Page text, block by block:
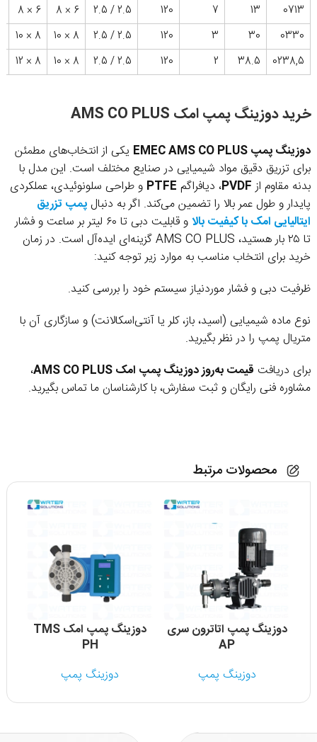
0713
13
7
120
2.5 / 2.5
6 × 8
6 × 8
0330
30
3
120
2.5 / 2.5
8 × 10
8 × 10
0238,5
38.5
2
120
2.5 / 2.5
8 × 10
8 × 12
خرید دوزینگ پمپ امک AMS CO PLUS
دوزینگ پمپ EMEC AMS CO PLUS
یکی از انتخاب‌های مطمئن
برای تزریق دقیق مواد شیمیایی در صنایع مختلف است. این مدل با
بدنه مقاوم ازPVDF، دیافراگم PTFE و طراحی سلونوئیدی، عملکردی
پایدار و طول عمر بالا را تضمین می‌کند. اگر به دنبال پمپ تزریق
ایتالیایی امک با کیفیت بالا
و قابلیت دبی تا ۶۰ لیتر بر ساعت و فشار
تا ۲۵ بار هستید، AMS CO PLUS گزینه‌ای ایده‌آل است. در زمان
خرید برای انتخاب مناسب به موارد زیر توجه کنید:
ظرفیت دبی و فشار موردنیاز سیستم خود را بررسی کنید.
نوع ماده شیمیایی (اسید، باز، کلر یا آنتی‌اسکالانت) و سازگاری آن با
متریال پمپ را در نظر بگیرید.
برای دریافت قیمت به‌روز دوزینگ پمپ امک AMS CO PLUS
،
مشاوره فنی رایگان و ثبت سفارش، با کارشناسان ما تماس بگیرید.
محصولات مرتبط
دوزینگ پمپ اتاترون سری
AP
دوزینگ پمپ
دوزینگ پمپ امک TMS
PH
دوزینگ پمپ